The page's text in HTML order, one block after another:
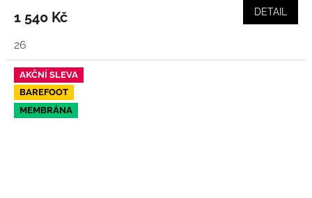
1 540 Kč DETAIL
26
AKČNÍ SLEVA
BAREFOOT
MEMBRÁNA